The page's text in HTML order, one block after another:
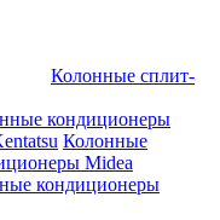
Колонные сплит-
кондиционеры
Колонные
Midea
кондиционеры